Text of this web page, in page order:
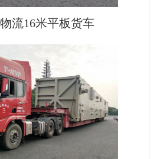
流16米平板货车